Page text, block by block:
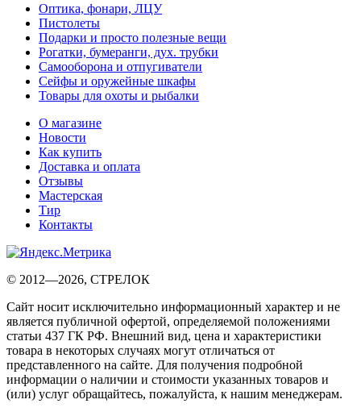
Оптика, фонари, ЛЦУ
Пистолеты
Подарки и просто полезные вещи
Рогатки, бумеранги, дух. трубки
Самооборона и отпугиватели
Сейфы и оружейные шкафы
Товары для охоты и рыбалки
О магазине
Новости
Как купить
Доставка и оплата
Отзывы
Мастерская
Тир
Контакты
© 2012—2026, СТРЕЛОК
Сайт носит исключительно информационный характер и не
является публичной офертой, определяемой положениями
статьи 437 ГК РФ. Внешний вид, цена и характеристики
товара в некоторых случаях могут отличаться от
представленного на сайте. Для получения подробной
информации о наличии и стоимости указанных товаров и
(или) услуг обращайтесь, пожалуйста, к нашим менеджерам.